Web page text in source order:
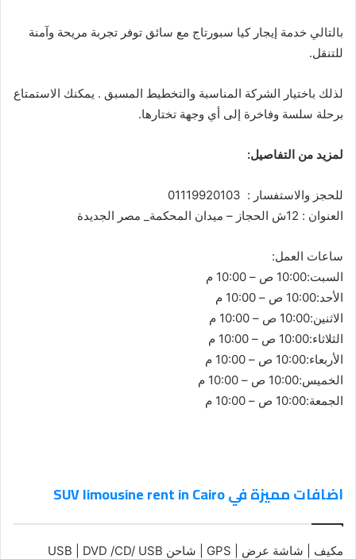
بالتالي خدمة إيجار كيا سبورتاج مع سائق توفر تجربة مريحة وآمنة
للتنقل.
لذلك باختيار الشركة المناسبة والتخطيط المسبق . يمكنك الاستمتاع
برحلة سلسة وفاخرة إلى أي وجهة تختارها.
لمزيد من التفاصيل:
للحجز والاستفسار : 01119920103
العنوان : 12ش الحجاز – ميدان المحكمة_ مصر الجديدة
ساعات العمل:
السبت:10:00 ص – 10:00 م
الأحد:10:00 ص – 10:00 م
الاثنين:10:00 ص – 10:00 م
الثلاثاء:10:00 ص – 10:00 م
الأربعاء:10:00 ص – 10:00 م
الخميس:10:00 ص – 10:00 م
الجمعة:10:00 ص – 10:00 م
اضافات مميزة في SUV limousine rent in Cairo
مكيف | شاشة عرض | GPS | شاحن USB | DVD /CD/ USB